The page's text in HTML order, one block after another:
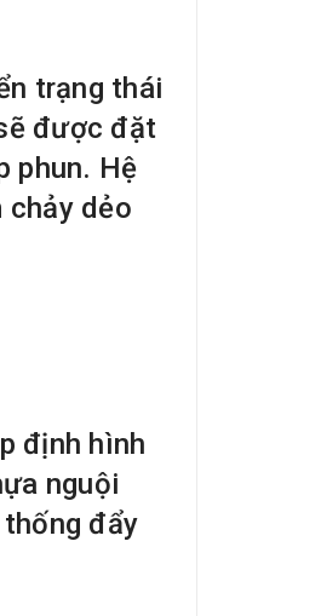
trạng thái
được đặt
phun. Hệ
chảy dẻo
định hình
nguội
đẩy